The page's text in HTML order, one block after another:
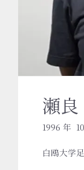
瀬
1996 年
白鴎大学